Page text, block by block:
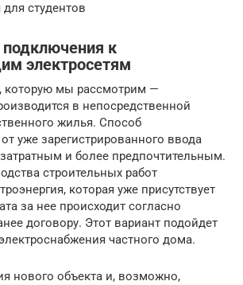
студентов
подключения к
электросетям
которую мы рассмотрим —
в непосредственной
жилья. Способ
уже зарегистрированного ввода
и более предпочтительным.
строительных работ
которая уже присутствует
за нее происходит согласно
договору. Этот вариант подойдет
частного дома.
нового объекта и, возможно,